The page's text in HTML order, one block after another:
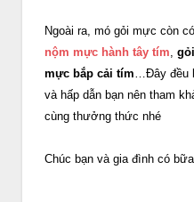
Ngoài ra, mó gỏi mực còn
nộm mực hành tây tím,
mực bắp cải tím…Đây đều
và hấp dẫn bạn nên tham
cùng thưởng thức nhé
Chúc bạn và gia đình có